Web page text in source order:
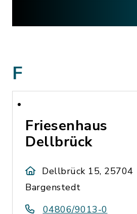
F
Friesenhaus
Dellbrück
Dellbrück 15, 25704
Bargenstedt
04806/9013-0